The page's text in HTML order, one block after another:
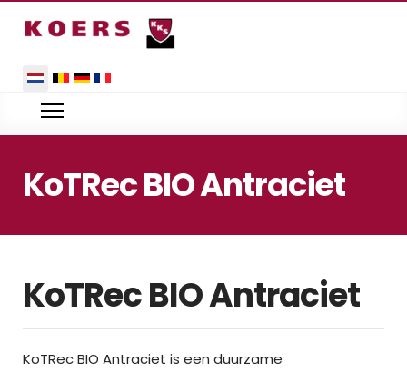
Selecteer de taal
KoTRec BIO Antraciet
KoTRec BIO Antraciet
KoTRec BIO Antraciet is een duurzame